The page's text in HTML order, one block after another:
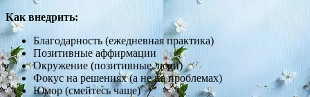
Как внедрить:
Благодарность (ежедневная практика)
Позитивные аффирмации
Окружение (позитивные люди)
Фокус на решениях (а не на проблемах)
Юмор (смейтесь чаще)